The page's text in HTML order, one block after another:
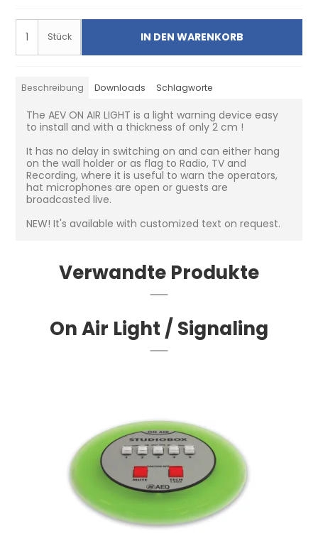
Stück IN DEN WARENKORB
Beschreibung Downloads Schlagworte
The AEV ON AIR LIGHT is a light warning device easy
to install and with a thickness of only 2 cm !
It has no delay in switching on and can either hang
on the wall holder or as flag to Radio, TV and
Recording, where it is useful to warn the operators,
hat microphones are open or guests are
broadcasted live.
NEW! It's available with customized text on request.
Verwandte Produkte
On Air Light / Signaling